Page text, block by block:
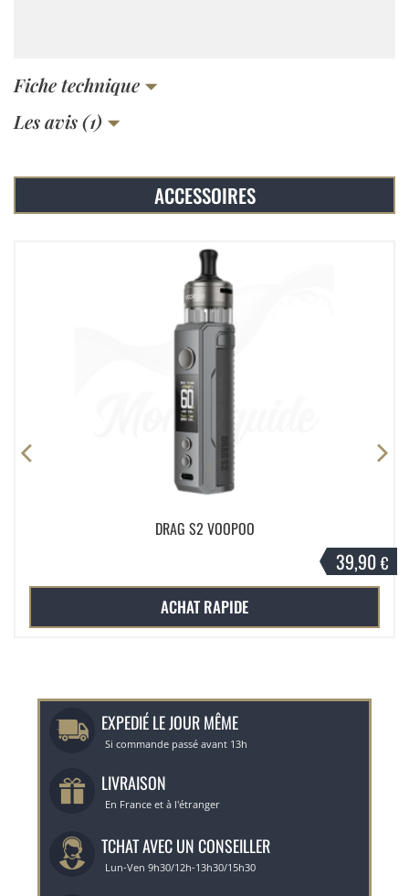
Fiche technique
Les avis (1)
ACCESSOIRES
DRAG S2 VOOPOO
39,90€
ACHAT RAPIDE
EXPEDIÉ LE JOUR MÊME
Si commande passé avant 13h
LIVRAISON
En France et à l'étranger
TCHAT AVEC UN CONSEILLER
Lun-Ven 9h30/12h-13h30/15h30